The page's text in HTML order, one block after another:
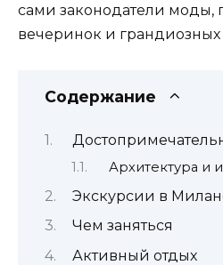
сами законодатели моды,
вечеринок и грандиозных
Содержание
Архитектура и
Экскурсии в
Чем заняться
Активный отдых